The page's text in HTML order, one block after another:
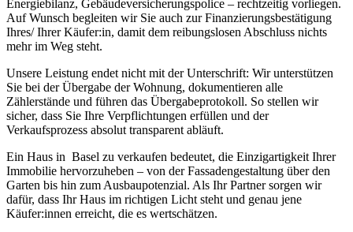
Energiebilanz, Gebäudeversicherungspolice – rechtzeitig vorliegen.
Auf Wunsch begleiten wir Sie auch zur Finanzierungsbestätigung
Ihres/ Ihrer Käufer:in, damit dem reibungslosen Abschluss nichts
mehr im Weg steht.
Unsere Leistung endet nicht mit der Unterschrift: Wir unterstützen
Sie bei der Übergabe der Wohnung, dokumentieren alle
Zählerstände und führen das Übergabeprotokoll. So stellen wir
sicher, dass Sie Ihre Verpflichtungen erfüllen und der
Verkaufsprozess absolut transparent abläuft.
Ein Haus in Basel zu verkaufen bedeutet, die Einzigartigkeit Ihrer
Immobilie hervorzuheben – von der Fassadengestaltung über den
Garten bis hin zum Ausbaupotenzial. Als Ihr Partner sorgen wir
dafür, dass Ihr Haus im richtigen Licht steht und genau jene
Käufer:innen erreicht, die es wertschätzen.